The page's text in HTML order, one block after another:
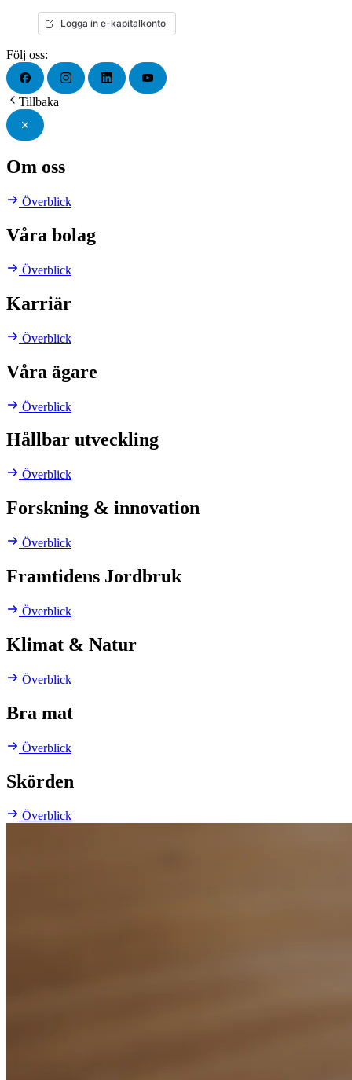
Logga in e-kapitalkonto
Följ oss:
Tillbaka
Om oss
Överblick
Våra bolag
Överblick
Karriär
Överblick
Våra ägare
Överblick
Hållbar utveckling
Överblick
Forskning & innovation
Överblick
Framtidens Jordbruk
Överblick
Klimat & Natur
Överblick
Bra mat
Överblick
Skörden
Överblick